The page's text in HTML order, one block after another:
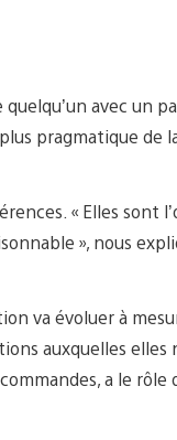
quelqu’un avec un
pragmatique de
« Elles sont
», nous
va évoluer à
auxquelles
a le